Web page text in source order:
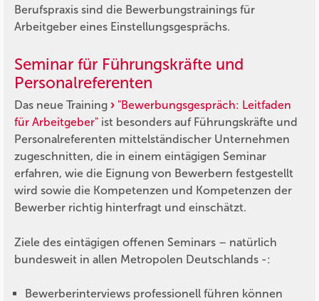
Berufspraxis sind die Bewerbungstrainings für
Arbeitgeber eines Einstellungsgesprächs.
Seminar für Führungskräfte und
Personalreferenten
Das neue Training
"Bewerbungsgespräch: Leitfaden
für Arbeitgeber" ist besonders auf Führungskräfte und
Personalreferenten mittelständischer Unternehmen
zugeschnitten, die in einem eintägigen Seminar
erfahren, wie die Eignung von Bewerbern festgestellt
wird sowie die Kompetenzen und Kompetenzen der
Bewerber richtig hinterfragt und einschätzt.
Ziele des eintägigen offenen Seminars – natürlich
bundesweit in allen Metropolen Deutschlands -:
Bewerberinterviews professionell führen können